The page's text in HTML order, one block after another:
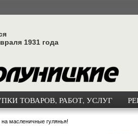
1931 года
ТОВАРОВ, РАБОТ, УСЛУГ
масленичные гулянья!